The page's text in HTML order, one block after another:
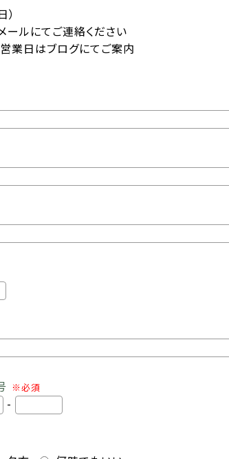
ルにてご連絡ください
日はブログにてご案内
※必須
-